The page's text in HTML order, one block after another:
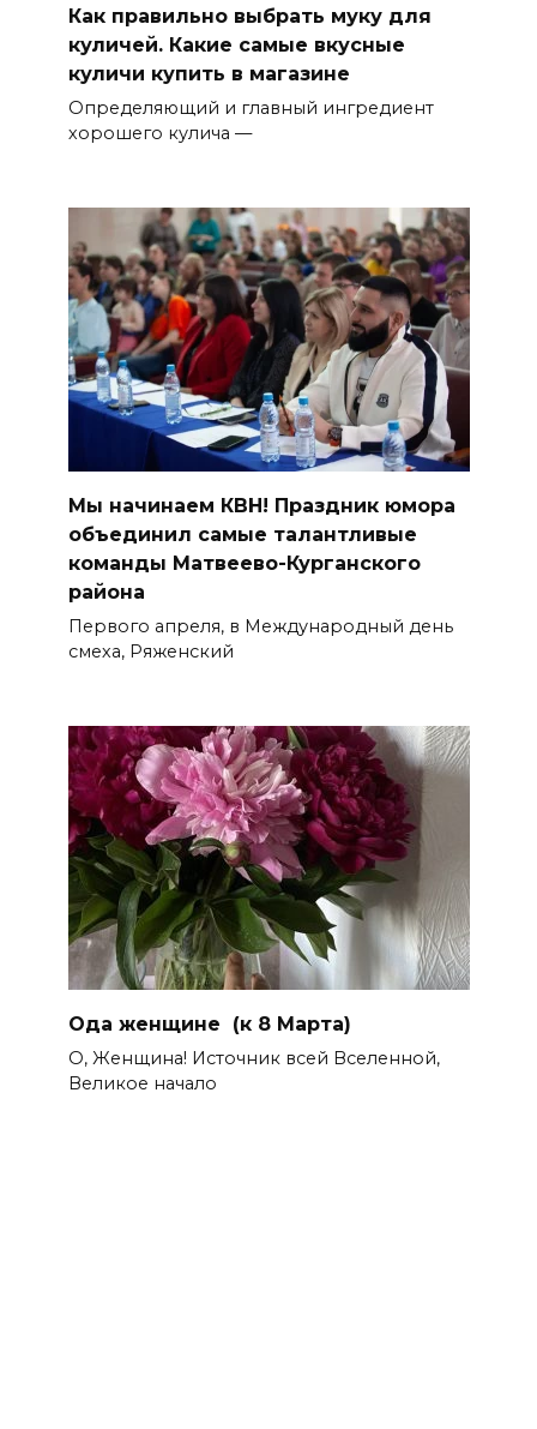
Как правильно выбрать муку для
куличей. Какие самые вкусные
куличи купить в магазине
Определяющий и главный ингредиент
хорошего кулича —
Мы начинаем КВН! Праздник юмора
объединил самые талантливые
команды Матвеево-Курганского
района
Первого апреля, в Международный день
смеха, Ряженский
Ода женщине (к 8 Марта)
О, Женщина! Источник всей Вселенной,
Великое начало